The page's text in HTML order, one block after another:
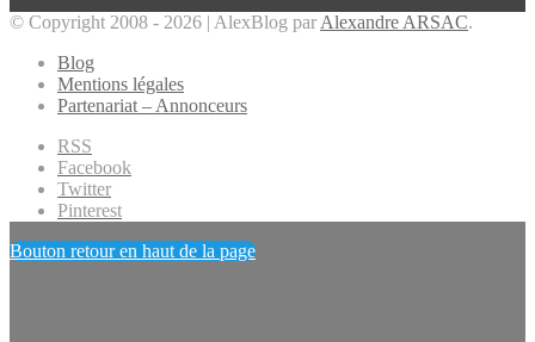
© Copyright 2008 - 2026 | AlexBlog par Alexandre ARSAC.
Blog
Mentions légales
Partenariat – Annonceurs
RSS
Facebook
Twitter
Pinterest
Bouton retour en haut de la page